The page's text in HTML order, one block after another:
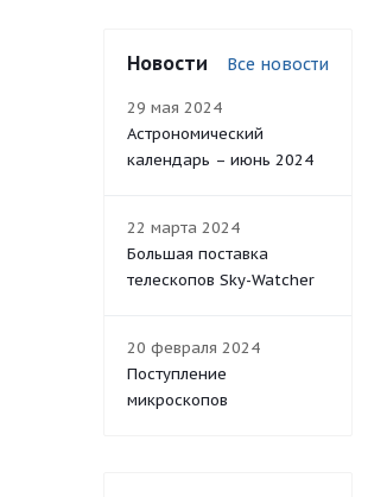
Новости Все новости
29 мая 2024
Астрономический
календарь – июнь 2024
22 марта 2024
Большая поставка
телескопов Sky-Watcher
20 февраля 2024
Поступление
микроскопов